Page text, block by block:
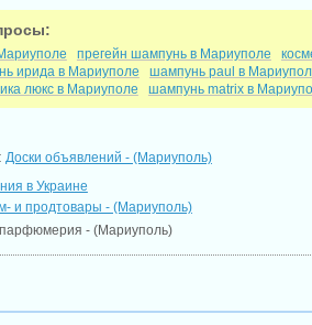
прегейн шампунь в Мариуполе
ирида в Мариуполе
шампунь paul в
люкс в Мариуполе шампунь matrix в
Доски объявлений - (Мариуполь)
в Украине
и продтовары - (Мариуполь)
парфюмерия - (Мариуполь)